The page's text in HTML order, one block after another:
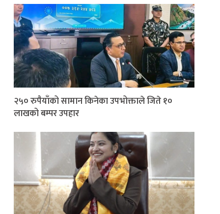
२५० रुपैयाँको सामान किनेका उपभोक्ताले जिते १०
लाखको बम्पर उपहार